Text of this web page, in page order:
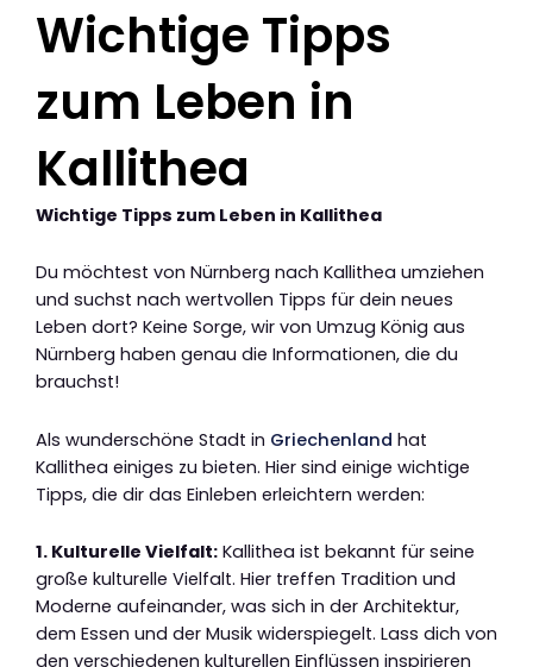
Wichtige Tipps
zum Leben in
Kallithea
Wichtige Tipps zum Leben in Kallithea
Du möchtest von Nürnberg nach Kallithea umziehen
und suchst nach wertvollen Tipps für dein neues
Leben dort? Keine Sorge, wir von Umzug König aus
Nürnberg haben genau die Informationen, die du
brauchst!
Als wunderschöne Stadt in Griechenland hat
Kallithea einiges zu bieten. Hier sind einige wichtige
Tipps, die dir das Einleben erleichtern werden:
1. Kulturelle Vielfalt: Kallithea ist bekannt für seine
große kulturelle Vielfalt. Hier treffen Tradition und
Moderne aufeinander, was sich in der Architektur,
dem Essen und der Musik widerspiegelt. Lass dich von
den verschiedenen kulturellen Einflüssen inspirieren